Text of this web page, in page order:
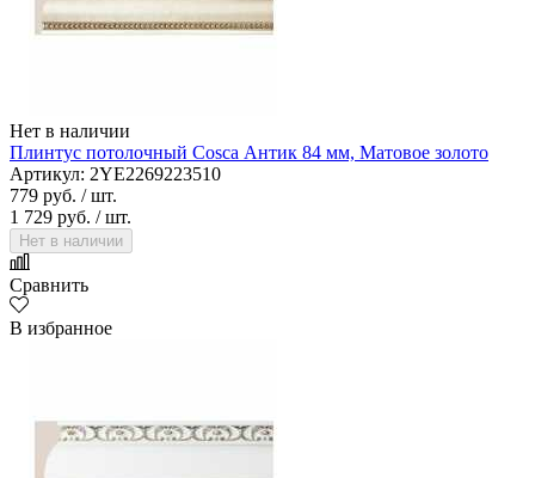
Нет в наличии
Плинтус потолочный Cosca Антик 84 мм, Матовое золото
Артикул: 2YE2269223510
779 руб. / шт.
1 729 руб. / шт.
Нет в наличии
Сравнить
В избранное